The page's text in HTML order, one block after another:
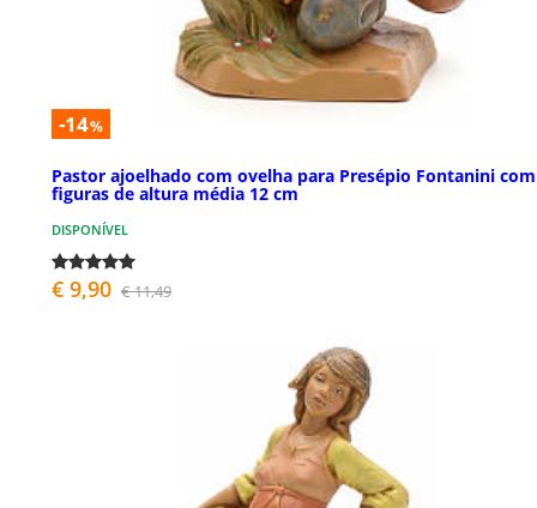
-14%
Pastor ajoelhado com ovelha para Presépio Fontanini com
figuras de altura média 12 cm
DISPONÍVEL
€ 9,90 € 11,49